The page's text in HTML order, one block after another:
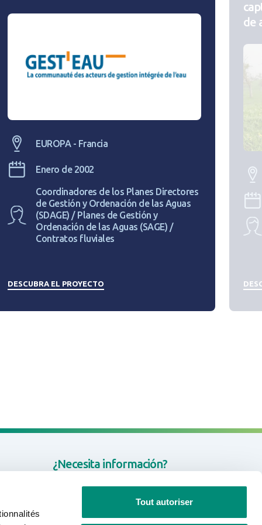
Tout autoriser
EUROPA - Francia
Enero de 2002
Coordinadores de los Planes Directores
de Gestión y Ordenación de las Aguas
(SDAGE) / Planes de Gestión y
Ordenación de las Aguas (SAGE) /
Contratos fluviales
DESCUBRA EL PROYECTO
de
¿Necesita información?